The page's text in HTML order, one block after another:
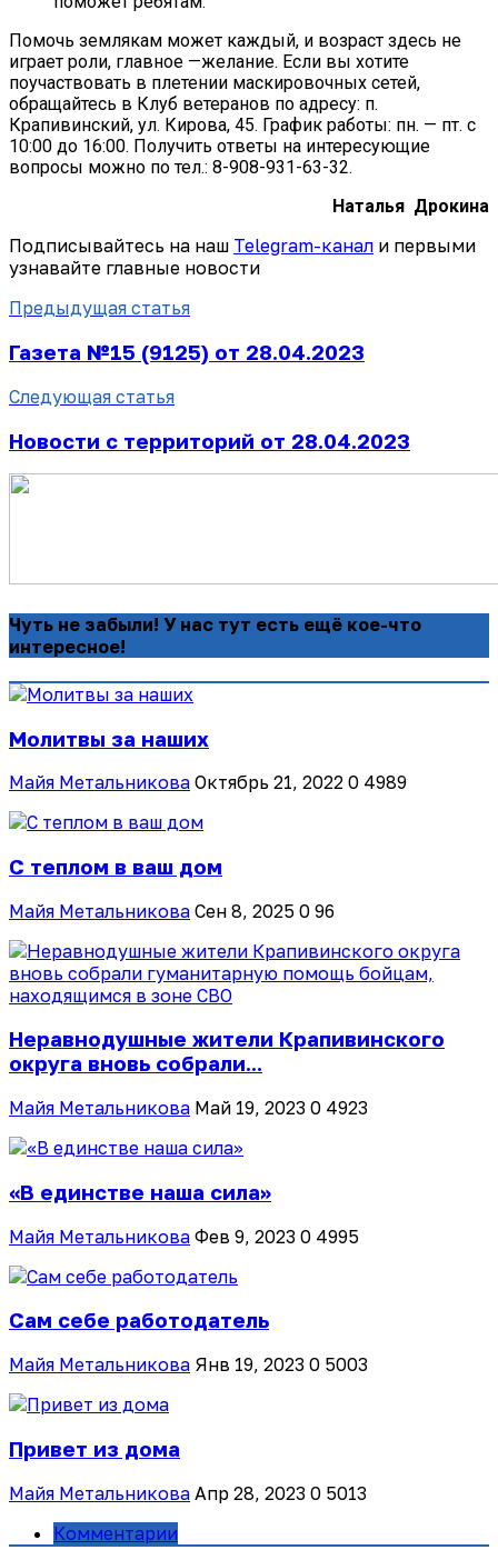
Помочь землякам может каждый, и возраст здесь не
играет роли, главное —желание. Если вы хотите
поучаствовать в плетении маскировочных сетей,
обращайтесь в Клуб ветеранов по адресу: п.
Крапивинский, ул. Кирова, 45. График работы: пн. — пт. с
10:00 до 16:00. Получить ответы на интересующие
вопросы можно по тел.: 8-908-931-63-32.
Наталья Дрокина
Подписывайтесь на наш Telegram-канал и первыми
узнавайте главные новости
Предыдущая статья
Газета №15 (9125) от 28.04.2023
Следующая статья
Новости с территорий от 28.04.2023
Чуть не забыли! У нас тут есть ещё кое-что
интересное!
Молитвы за наших
Майя Метальникова Октябрь 21, 2022 0 4989
С теплом в ваш дом
Майя Метальникова Сен 8, 2025 0 96
Неравнодушные жители Крапивинского
округа вновь собрали...
Майя Метальникова Май 19, 2023 0 4923
«В единстве наша сила»
Майя Метальникова Фев 9, 2023 0 4995
Сам себе работодатель
Майя Метальникова Янв 19, 2023 0 5003
Привет из дома
Майя Метальникова Апр 28, 2023 0 5013
Комментарии